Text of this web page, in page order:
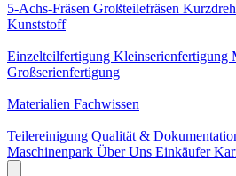
5-Achs-Fräsen Großteilefräsen
Kunststoff
Einzelteilfertigung Kleinserienfertigung
Großserienfertigung
Materialien Fachwissen
Teilereinigung Qualität &
Maschinenpark Über Uns Einkäufer